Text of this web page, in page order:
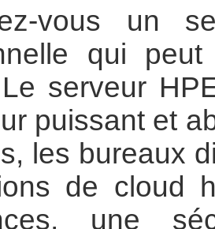
vous un
qui
serveur
puissant et
les bureaux
de cloud
une